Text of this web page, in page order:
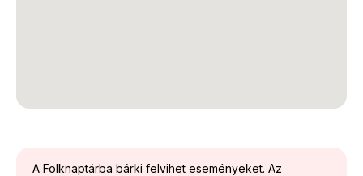
A Folknaptárba bárki felvihet eseményeket. Az